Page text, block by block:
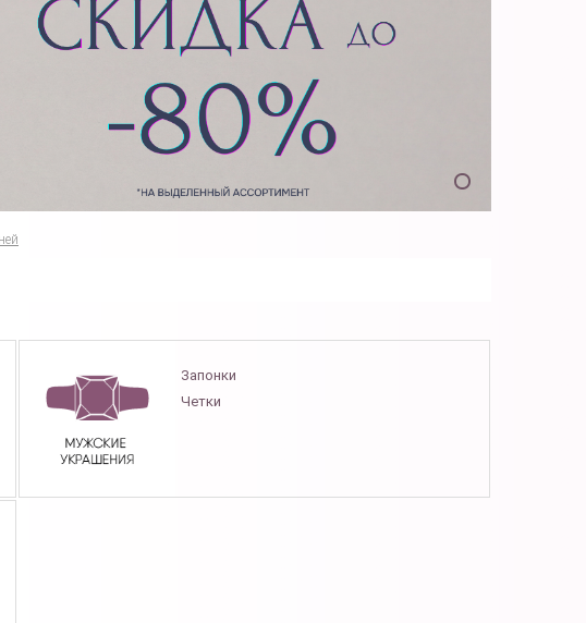
Запонки
Четки